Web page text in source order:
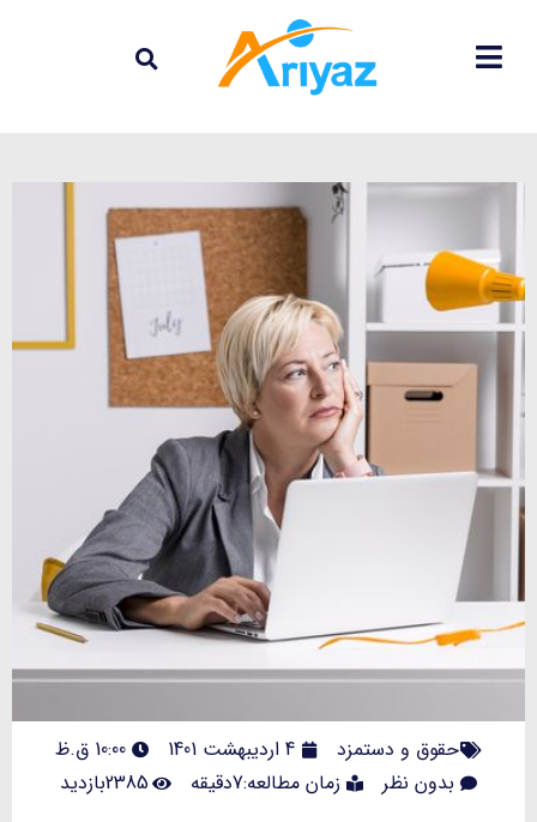
حقوق و دستمزد 4 اردیبهشت 1401
10:00 ق.ظ
بدون نظر
زمان مطالعه:7دقیقه 2385بازدید